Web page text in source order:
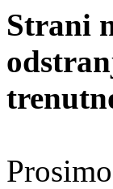
Strani